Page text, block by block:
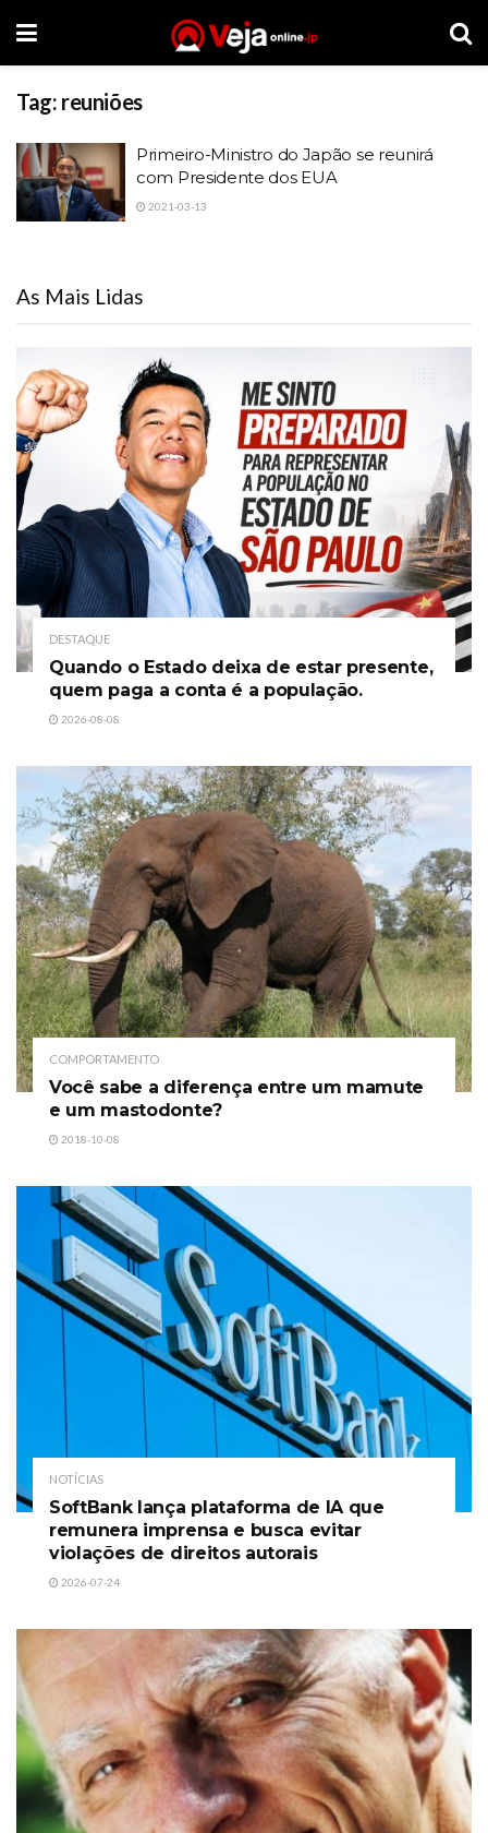
Tag: reuniões
Primeiro-Ministro do Japão se reunirá
com Presidente dos EUA
2021-03-13
As Mais Lidas
DESTAQUE
Quando o Estado deixa de estar presente,
quem paga a conta é a população.
2026-08-08
COMPORTAMENTO
Você sabe a diferença entre um mamute
e um mastodonte?
2018-10-08
NOTÍCIAS
SoftBank lança plataforma de IA que
remunera imprensa e busca evitar
violações de direitos autorais
2026-07-24